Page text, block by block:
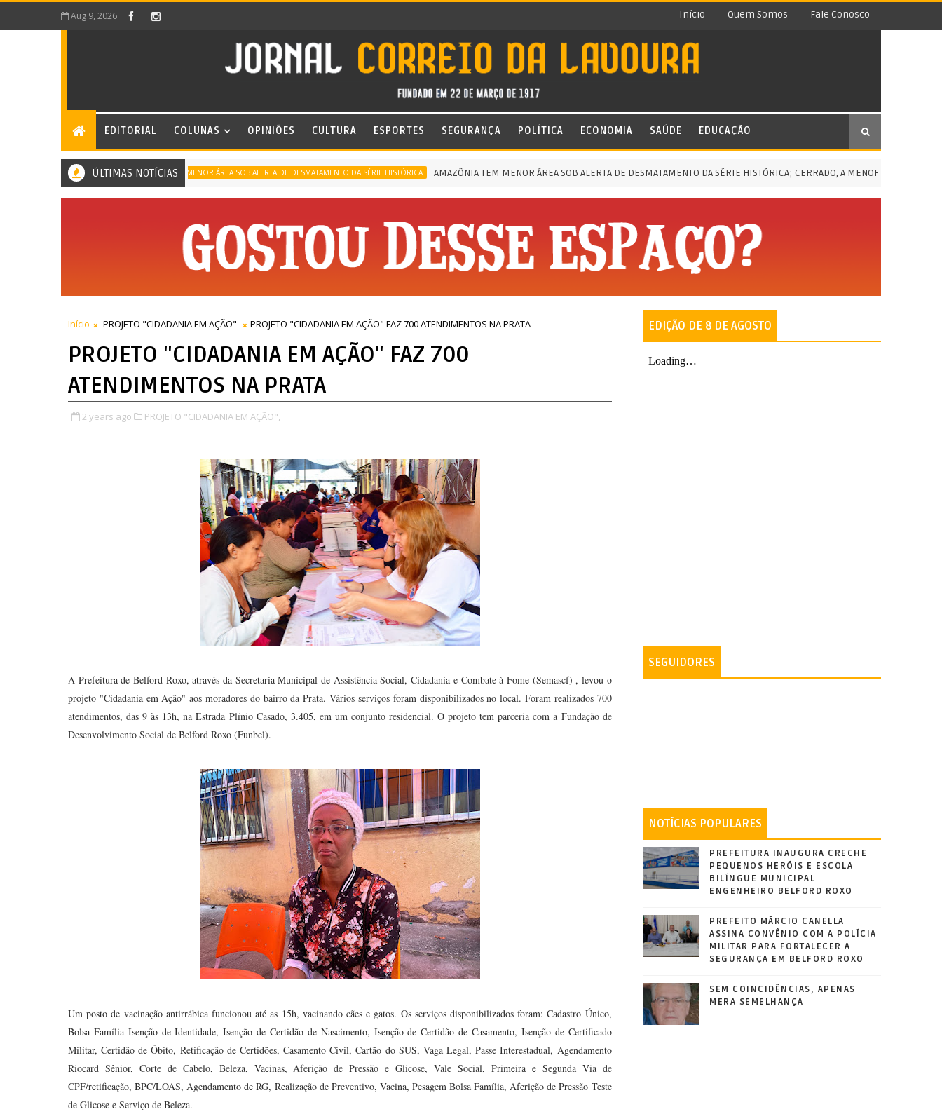
Aug 9, 2026 Início Quem Somos Fale Conosco
EDITORIAL COLUNAS OPINIÕES CULTURA ESPORTES SEGURANÇA POLÍTICA ECONOMIA SAÚDE EDUCAÇÃO
ÚLTIMAS NOTÍCIASMENOR ÁREA SOB ALERTA DE DESMATAMENTO DA SÉRIE HISTÓRICA AMAZÔNIA TEM MENOR ÁREA SOB ALERTA DE DESMATAMENTO DA SÉRIE HISTÓRICA; CERRADO, A MENOR EM CINCO ANOS
Início PROJETO "CIDADANIA EM AÇÃO" PROJETO "CIDADANIA EM AÇÃO" FAZ 700 ATENDIMENTOS NA PRATA
PROJETO "CIDADANIA EM AÇÃO" FAZ 700
ATENDIMENTOS NA PRATA
2 years ago PROJETO "CIDADANIA EM AÇÃO",
A Prefeitura de Belford Roxo, através da Secretaria Municipal de Assistência Social, Cidadania e Combate à Fome (Semascf) , levou o
projeto "Cidadania em Ação" aos moradores do bairro da Prata. Vários serviços foram disponibilizados no local. Foram realizados 700
atendimentos, das 9 às 13h, na Estrada Plínio Casado, 3.405, em um conjunto residencial. O projeto tem parceria com a Fundação de
Desenvolvimento Social de Belford Roxo (Funbel).
Um posto de vacinação antirrábica funcionou até as 15h, vacinando cães e gatos. Os serviços disponibilizados foram: Cadastro Único,
Bolsa Família Isenção de Identidade, Isenção de Certidão de Nascimento, Isenção de Certidão de Casamento, Isenção de Certificado
Militar, Certidão de Óbito, Retificação de Certidões, Casamento Civil, Cartão do SUS, Vaga Legal, Passe Interestadual, Agendamento
Riocard Sênior, Corte de Cabelo, Beleza, Vacinas, Aferição de Pressão e Glicose, Vale Social, Primeira e Segunda Via de
CPF/retificação, BPC/LOAS, Agendamento de RG, Realização de Preventivo, Vacina, Pesagem Bolsa Família, Aferição de Pressão Teste
de Glicose e Serviço de Beleza.
EDIÇÃO DE 8 DE AGOSTO
SEGUIDORES
NOTÍCIAS POPULARES
PREFEITURA INAUGURA CRECHE
PEQUENOS HERÓIS E ESCOLA
BILÍNGUE MUNICIPAL
ENGENHEIRO BELFORD ROXO
PREFEITO MÁRCIO CANELLA
ASSINA CONVÊNIO COM A POLÍCIA
MILITAR PARA FORTALECER A
SEGURANÇA EM BELFORD ROXO
SEM COINCIDÊNCIAS, APENAS
MERA SEMELHANÇA